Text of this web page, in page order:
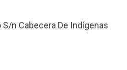
n Cabecera De Indígenas